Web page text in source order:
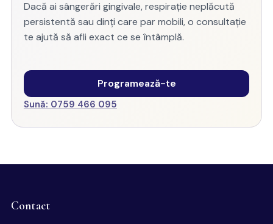
Dacă ai sângerări gingivale, respirație neplăcută
persistentă sau dinți care par mobili, o consultație
te ajută să afli exact ce se întâmplă.
Programează-te
Sună: 0759 466 095
Contact